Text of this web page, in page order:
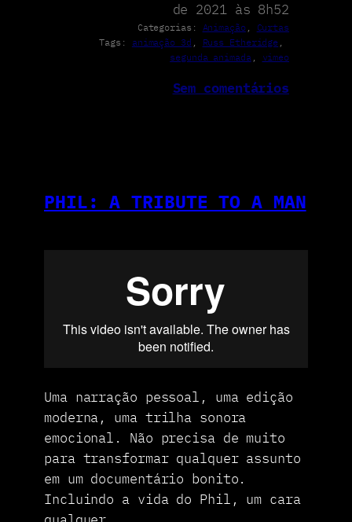
de 2021 às 8h52
Categorias: Animação, Curtas
Tags: animação 3d , Russ Etheridge
segunda animada, vimeo
Sem comentários
PHIL: A TRIBUTE TO A MAN
Uma narração pessoal, uma edição
moderna, uma trilha sonora
emocional. Não precisa de muito
para transformar qualquer assunto
em um documentário bonito.
Incluindo a vida do Phil, um cara